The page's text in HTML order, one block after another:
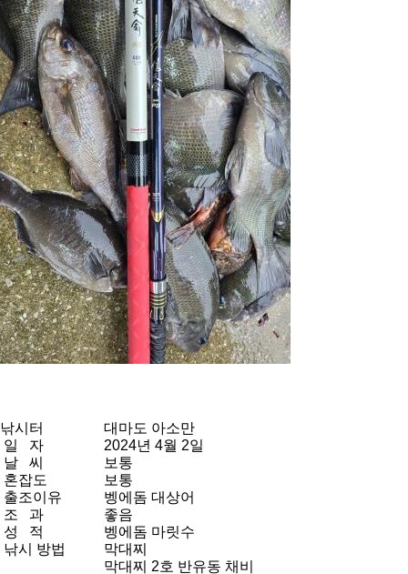
낚시터
대마도 아소만
일 자
2024년 4월 2일
날 씨
보통
혼잡도
보통
출조이유
벵에돔 대상어
조 과
좋음
성 적
벵에돔 마릿수
낚시 방법
막대찌
막대찌 2호 반유동 채비